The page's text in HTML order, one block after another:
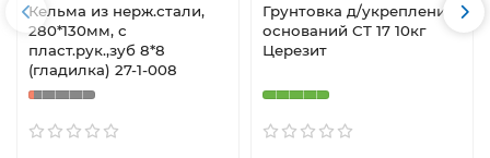
Кельма из нерж.стали,
280*130мм, с
пласт.рук.,зуб 8*8
(гладилка) 27-1-008
Грунтовка д/укрепления
оснований CT 17 10кг
Церезит